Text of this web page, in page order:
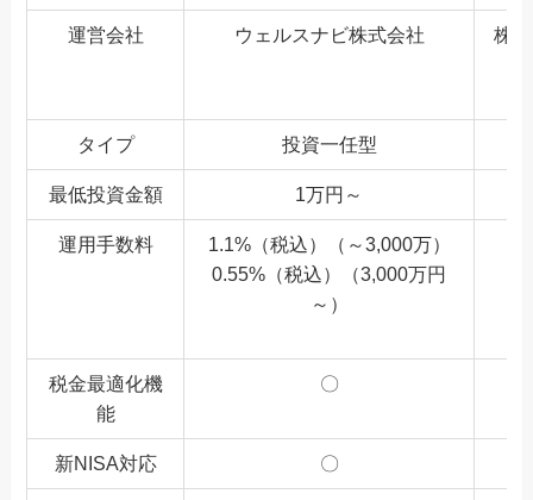
運営会社 ウェルスナビ株式会社 株
タイプ 投資一任型
最低投資金額 1万円～
運用手数料
1.1%（税込）（～3,000万）
0.55%（税込）（3,000万円
～）
税金最適化機
能
〇
新NISA対応 〇